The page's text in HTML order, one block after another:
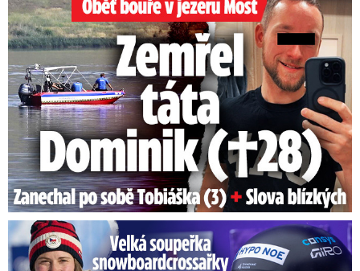
Velká soupeřka Adamczykové: Šokující konec!